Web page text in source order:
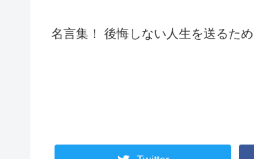
名言集！ 後悔しない人生を送るた